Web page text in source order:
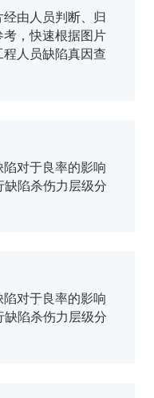
由人员判断、归
，快速根据图片
人员缺陷真因查
对于良率的影响
陷杀伤力层级分
对于良率的影响
陷杀伤力层级分